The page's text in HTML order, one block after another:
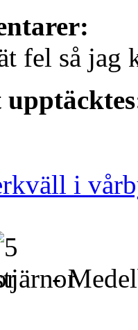
fel så jag
i
-